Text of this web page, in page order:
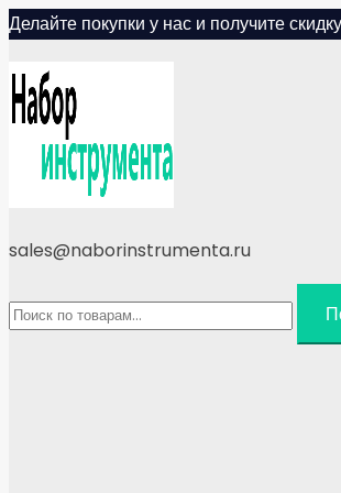
Skip
content
Делайте покупки у нас и получите
sales@naborinstrumenta.ru
Искать: